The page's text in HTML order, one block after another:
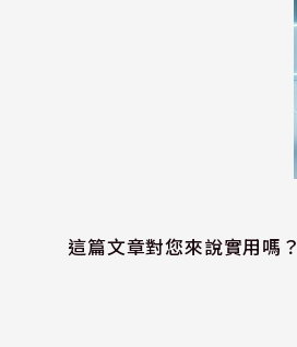
這篇文章對您來說實用嗎？